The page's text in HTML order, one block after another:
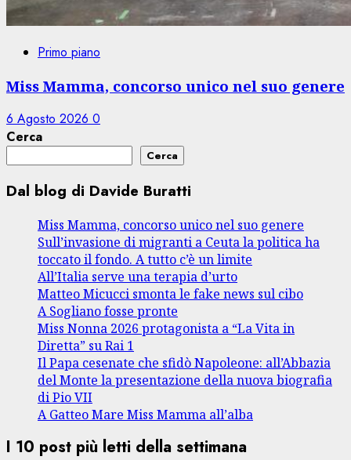
Primo piano
Miss Mamma, concorso unico nel suo genere
6 Agosto 2026 0
Cerca
Cerca
Dal blog di Davide Buratti
Miss Mamma, concorso unico nel suo genere
Sull’invasione di migranti a Ceuta la politica ha
toccato il fondo. A tutto c’è un limite
All’Italia serve una terapia d’urto
Matteo Micucci smonta le fake news sul cibo
A Sogliano fosse pronte
Miss Nonna 2026 protagonista a “La Vita in
Diretta” su Rai 1
Il Papa cesenate che sfidò Napoleone: all’Abbazia
del Monte la presentazione della nuova biografia
di Pio VII
A Gatteo Mare Miss Mamma all’alba
I 10 post più letti della settimana